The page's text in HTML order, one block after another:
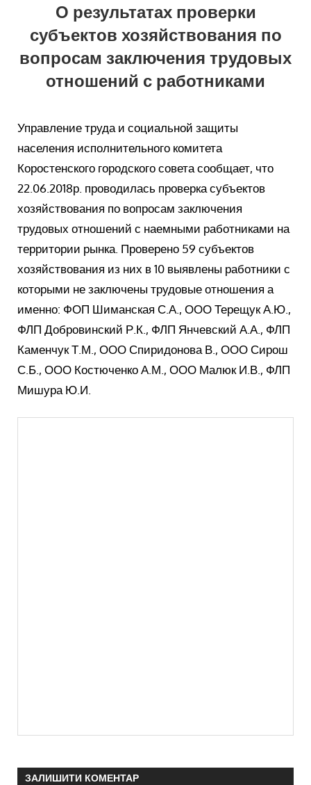
О результатах проверки
субъектов хозяйствования по
вопросам заключения трудовых
отношений с работниками
Управление труда и социальной защиты
населения исполнительного комитета
Коростенского городского совета сообщает, что
22.06.2018р. проводилась проверка субъектов
хозяйствования по вопросам заключения
трудовых отношений с наемными работниками на
территории рынка. Проверено 59 субъектов
хозяйствования из них в 10 выявлены работники с
которыми не заключены трудовые отношения а
именно: ФОП Шиманская С.А., ООО Терещук А.Ю.,
ФЛП Добровинский Р.К., ФЛП Янчевский А.А., ФЛП
Каменчук Т.М., ООО Спиридонова В., ООО Сирош
С.Б., ООО Костюченко А.М., ООО Малюк И.В., ФЛП
Мишура Ю.И.
ЗАЛИШИТИ КОМЕНТАР